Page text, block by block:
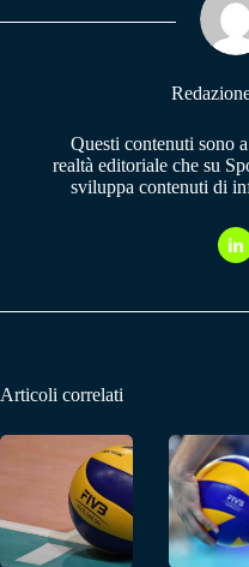
pp m
Questi contenuti sono
realtà editoriale che su
sviluppa contenuti di
Articoli correlati